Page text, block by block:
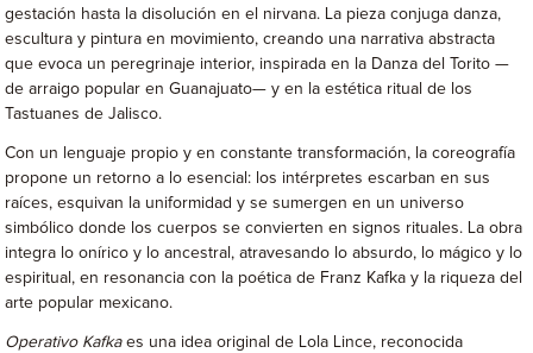
gestación hasta la disolución en el nirvana. La pieza conjuga danza,
escultura y pintura en movimiento, creando una narrativa abstracta
que evoca un peregrinaje interior, inspirada en la Danza del Torito —
de arraigo popular en Guanajuato— y en la estética ritual de los
Tastuanes de Jalisco.
Con un lenguaje propio y en constante transformación, la coreografía
propone un retorno a lo esencial: los intérpretes escarban en sus
raíces, esquivan la uniformidad y se sumergen en un universo
simbólico donde los cuerpos se convierten en signos rituales. La obra
integra lo onírico y lo ancestral, atravesando lo absurdo, lo mágico y lo
espiritual, en resonancia con la poética de Franz Kafka y la riqueza del
arte popular mexicano.
Operativo Kafkaes una idea original de Lola Lince, reconocida